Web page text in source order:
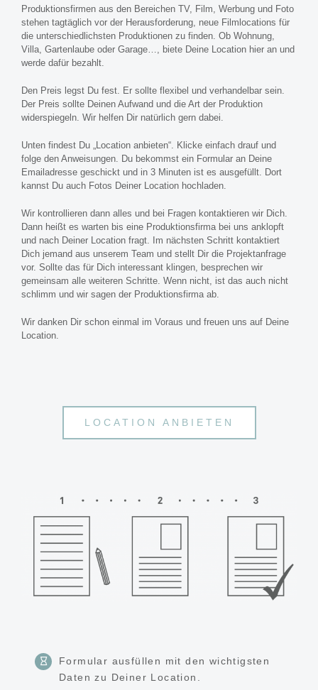
Produktionsfirmen aus den Bereichen TV, Film, Werbung und Foto
stehen tagtäglich vor der Herausforderung, neue Filmlocations für
die unterschiedlichsten Produktionen zu finden. Ob Wohnung,
Villa, Gartenlaube oder Garage…, biete Deine Location hier an und
werde dafür bezahlt.
Den Preis legst Du fest. Er sollte flexibel und verhandelbar sein.
Der Preis sollte Deinen Aufwand und die Art der Produktion
widerspiegeln. Wir helfen Dir natürlich gern dabei.
Unten findest Du „Location anbieten“. Klicke einfach drauf und
folge den Anweisungen. Du bekommst ein Formular an Deine
Emailadresse geschickt und in 3 Minuten ist es ausgefüllt. Dort
kannst Du auch Fotos Deiner Location hochladen.
Wir kontrollieren dann alles und bei Fragen kontaktieren wir Dich.
Dann heißt es warten bis eine Produktionsfirma bei uns anklopft
und nach Deiner Location fragt. Im nächsten Schritt kontaktiert
Dich jemand aus unserem Team und stellt Dir die Projektanfrage
vor. Sollte das für Dich interessant klingen, besprechen wir
gemeinsam alle weiteren Schritte. Wenn nicht, ist das auch nicht
schlimm und wir sagen der Produktionsfirma ab.
Wir danken Dir schon einmal im Voraus und freuen uns auf Deine
Location.
LOCATION ANBIETEN
Formular ausfüllen mit den wichtigsten
Daten zu Deiner Location.